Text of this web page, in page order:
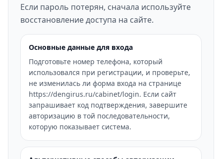
Если пароль потерян, сначала используйте
восстановление доступа на сайте.
Основные данные для входа
Подготовьте номер телефона, который
использовался при регистрации, и проверьте,
не изменилась ли форма входа на странице
https://dengirus.ru/cabinet/login. Если сайт
запрашивает код подтверждения, завершите
авторизацию в той последовательности,
которую показывает система.